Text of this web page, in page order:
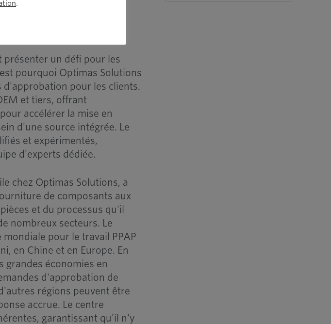
essentielle lors de
présenter un défi pour les
pourquoi Optimas Solutions
d'approbation pour les clients.
et tiers, offrant
accélérer la mise en
d'une source intégrée. Le
et expérimentés,
d'experts dédiée.
chez Optimas Solutions, a
de composants aux
et du processus qu'il
nombreux secteurs. Le
pour le travail PPAP
en Chine et en Europe. En
grandes économies en
d'approbation de
régions peuvent être
accrue. Le centre
garantissant qu'il n'y
.